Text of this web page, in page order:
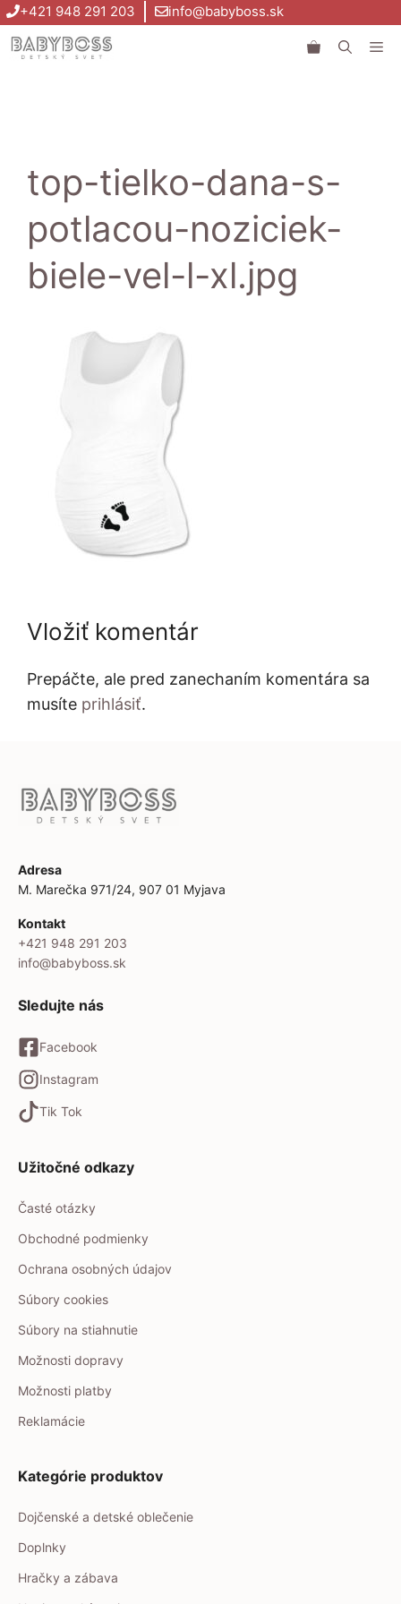
Preskočiť
na
obsah
+421 948 291 203 info@babyboss.sk
top-tielko-dana-s-
potlacou-noziciek-
biele-vel-l-xl.jpg
Vložiť komentár
Prepáčte, ale pred zanechaním komentára sa
musíte prihlásiť.
Adresa
M. Marečka 971/24, 907 01 Myjava
Kontakt
+421 948 291 203
info@babyboss.sk
Sledujte nás
Facebook
Instagram
Tik Tok
Užitočné odkazy
Časté otázky
Obchodné podmienky
Ochrana osobných údajov
Súbory cookies
Súbory na stiahnutie
Možnosti dopravy
Možnosti platby
Reklamácie
Kategórie produktov
Dojčenské a detské oblečenie
Doplnky
Hračky a zábava